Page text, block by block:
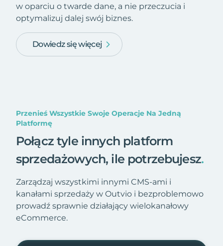
w oparciu o twarde dane, a nie przeczucia i
optymalizuj dalej swój biznes.
Dowiedz się więcej
Przenieś Wszystkie Swoje Operacje Na Jedną
Platformę
Połącz tyle innych platform
sprzedażowych, ile potrzebujesz.
Zarządzaj wszystkimi innymi CMS-ami i
kanałami sprzedaży w Outvio i bezproblemowo
prowadź sprawnie działający wielokanałowy
eCommerce.